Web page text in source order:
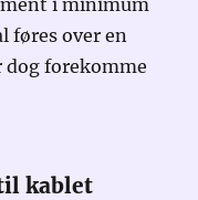
føres over en
forekomme
kablet